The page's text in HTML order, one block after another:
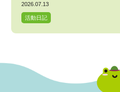
2026.07.13
活動日記